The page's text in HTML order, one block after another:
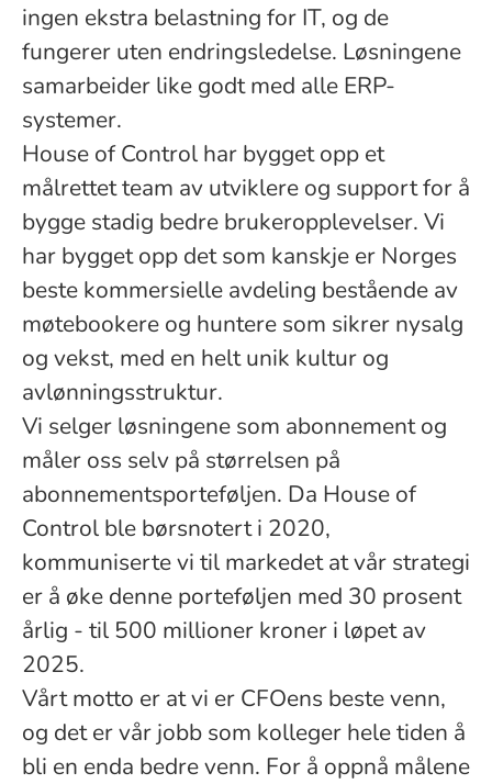
ingen ekstra belastning for IT, og de
fungerer uten endringsledelse. Løsningene
samarbeider like godt med alle ERP-
systemer.
House of Control har bygget opp et
målrettet team av utviklere og support for å
bygge stadig bedre brukeropplevelser. Vi
har bygget opp det som kanskje er Norges
beste kommersielle avdeling bestående av
møtebookere og huntere som sikrer nysalg
og vekst, med en helt unik kultur og
avlønningsstruktur.
Vi selger løsningene som abonnement og
måler oss selv på størrelsen på
abonnementsporteføljen. Da House of
Control ble børsnotert i 2020,
kommuniserte vi til markedet at vår strategi
er å øke denne porteføljen med 30 prosent
årlig - til 500 millioner kroner i løpet av
2025.
Vårt motto er at vi er CFOens beste venn,
og det er vår jobb som kolleger hele tiden å
bli en enda bedre venn. For å oppnå målene